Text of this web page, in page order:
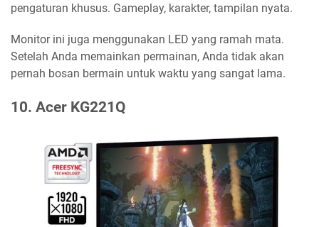
pengaturan khusus. Gameplay, karakter, tampilan nyata.
Monitor ini juga menggunakan LED yang ramah mata.
Setelah Anda memainkan permainan, Anda tidak akan
pernah bosan bermain untuk waktu yang sangat lama.
10. Acer KG221Q